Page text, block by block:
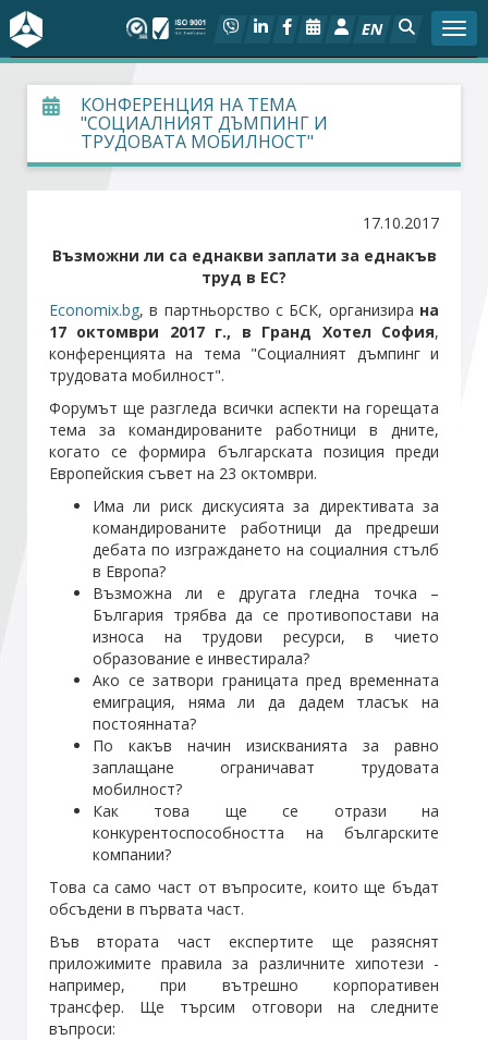
EN
За БСК
На фокус
Социален диалог
Дейности
Арбитражен съд
Проекти
Членове
Стани член
Абонирайте се!
КОНФЕРЕНЦИЯ НА ТЕМА
"СОЦИАЛНИЯТ ДЪМПИНГ И
ТРУДОВАТА МОБИЛНОСТ"
17.10.2017
Възможни ли са еднакви заплати за еднакъв
труд в ЕС?
Economix.bg, в партньорство с БСК, организира на
17 октомври 2017 г., в Гранд Хотел София,
конференцията на тема "Социалният дъмпинг и
трудовата мобилност".
Форумът ще разгледа всички аспекти на горещата
тема за командированите работници в дните,
когато се формира българската позиция преди
Европейския съвет на 23 октомври.
Има ли риск дискусията за директивата за
командированите работници да предреши
дебата по изграждането на социалния стълб
в Европа?
Възможна ли е другата гледна точка –
България трябва да се противопостави на
износа на трудови ресурси, в чието
образование е инвестирала?
Ако се затвори границата пред временната
емиграция, няма ли да дадем тласък на
постоянната?
По какъв начин изискванията за равно
заплащане ограничават трудовата
мобилност?
Как това ще се отрази на
конкурентоспособността на българските
компании?
Това са само част от въпросите, които ще бъдат
обсъдени в първата част.
Във втората част експертите ще разяснят
приложимите правила за различните хипотези -
например, при вътрешно корпоративен
трансфер. Ще търсим отговори на следните
въпроси: